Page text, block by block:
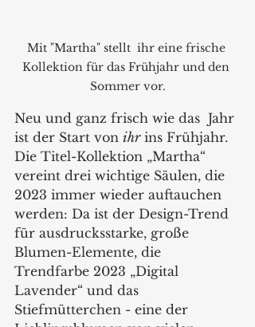
Mit "Martha" stellt  ihr eine frische
Kollektion für das Frühjahr und den
Sommer vor.
Neu und ganz frisch wie das  Jahr
ist der Start von ihr ins Frühjahr.
Die Titel-Kollektion „Martha“
vereint drei wichtige Säulen, die
2023 immer wieder auftauchen
werden: Da ist der Design-Trend
für ausdrucksstarke, große
Blumen-Elemente, die
Trendfarbe 2023 „Digital
Lavender“ und das
Stiefmütterchen - eine der